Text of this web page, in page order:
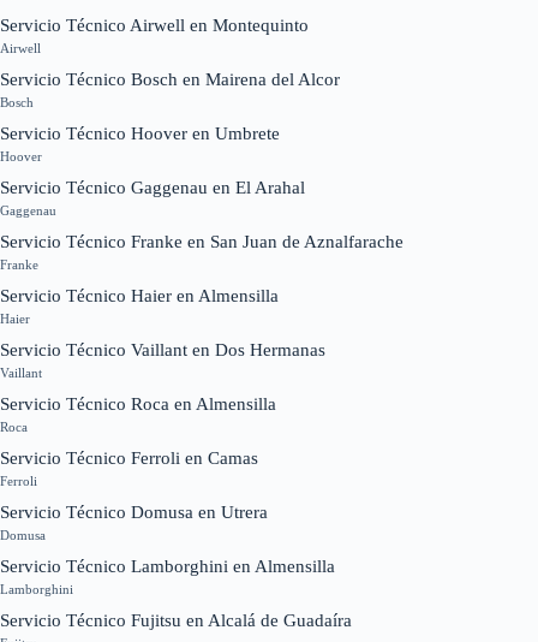
Servicio Técnico Airwell en Montequinto
Airwell
Servicio Técnico Bosch en Mairena del Alcor
Bosch
Servicio Técnico Hoover en Umbrete
Hoover
Servicio Técnico Gaggenau en El Arahal
Gaggenau
Servicio Técnico Franke en San Juan de Aznalfarache
Franke
Servicio Técnico Haier en Almensilla
Haier
Servicio Técnico Vaillant en Dos Hermanas
Vaillant
Servicio Técnico Roca en Almensilla
Roca
Servicio Técnico Ferroli en Camas
Ferroli
Servicio Técnico Domusa en Utrera
Domusa
Servicio Técnico Lamborghini en Almensilla
Lamborghini
Servicio Técnico Fujitsu en Alcalá de Guadaíra